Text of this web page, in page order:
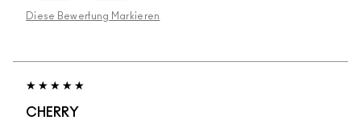
Diese Bewertung Markieren
CHERRY